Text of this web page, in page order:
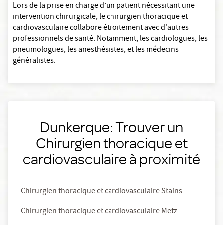
Lors de la prise en charge d’un patient nécessitant une
intervention chirurgicale, le chirurgien thoracique et
cardiovasculaire collabore étroitement avec d'autres
professionnels de santé. Notamment, les cardiologues, les
pneumologues, les anesthésistes, et les médecins
généralistes.
Dunkerque: Trouver un
Chirurgien thoracique et
cardiovasculaire à proximité
Chirurgien thoracique et cardiovasculaire Stains
Chirurgien thoracique et cardiovasculaire Metz